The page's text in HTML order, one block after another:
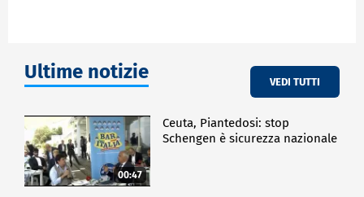
Ultime notizie VEDI TUTTI
00:47
Ceuta, Piantedosi: stop
Schengen è sicurezza nazionale